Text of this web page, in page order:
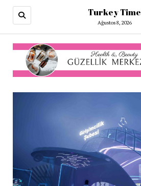
Turkey Time
Ağustos 8, 2026